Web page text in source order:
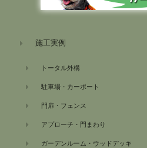
施工実例
トータル外構
駐車場・カーポート
門扉・フェンス
アプローチ・門まわり
ガーデンルーム・ウッドデッキ